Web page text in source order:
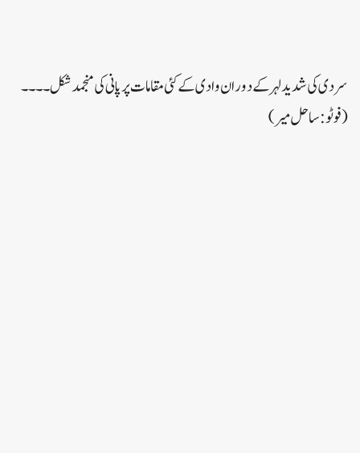
سردی کی شدید لہر کے دوران وادی کے کئی مقامات پر پانی کی منجمد شکل۔۔۔۔
(فوٹو :ساحل میر)